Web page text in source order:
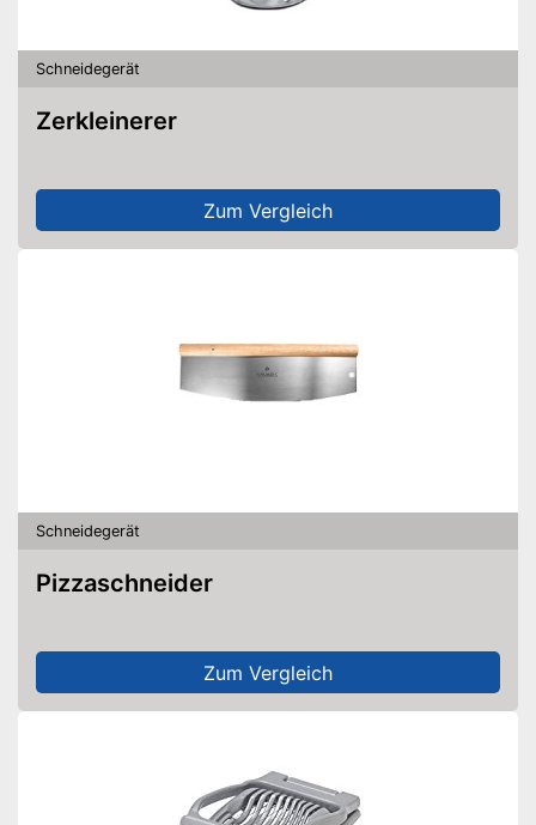
Schneidegerät
Zerkleinerer
Zum Vergleich
Schneidegerät
Pizzaschneider
Zum Vergleich